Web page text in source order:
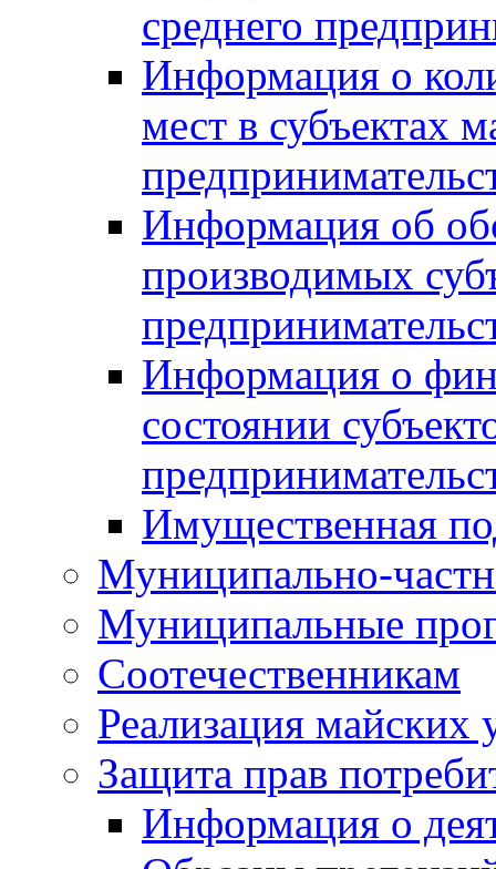
среднего
Информация о
мест в субъектах
Информация об
производимых
Информация о
состоянии
Имущественная
Муниципально-
Муниципальные
Соотечественникам
Реализация майских
Защита прав
Информация о